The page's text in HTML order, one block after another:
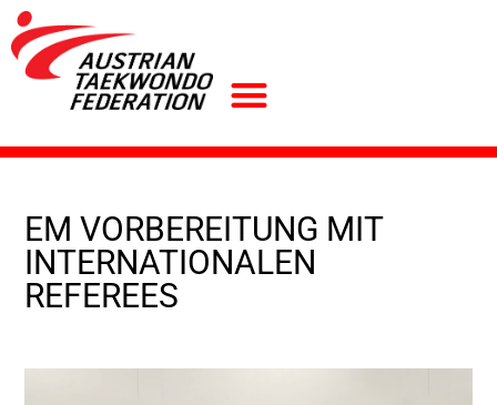
EM VORBEREITUNG MIT
INTERNATIONALEN
REFEREES